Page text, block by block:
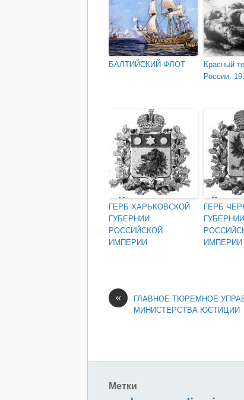
БАЛТИЙСКИЙ ФЛОТ
Красный
России.
ГЕРБ ХАРЬКОВСКОЙ
ГУБЕРНИИ
РОССИЙСКОЙ
ИМПЕРИИ
ГЕРБ
ГУБЕРНИИ
ИМПЕРИИ
«
ГЛАВНОЕ ТЮРЕМНОЕ
МИНИСТЕРСТВА ЮСТИЦИИ
Метки